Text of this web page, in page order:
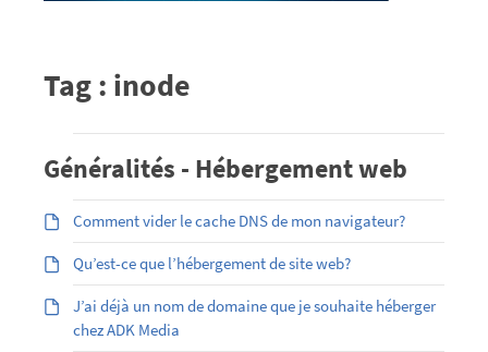
Tag : inode
Généralités - Hébergement web
Comment vider le cache DNS de mon navigateur?
Qu’est-ce que l’hébergement de site web?
J’ai déjà un nom de domaine que je souhaite héberger
chez ADK Media